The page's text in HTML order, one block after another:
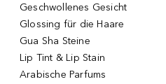
Geschwollenes Gesicht
Glossing für die Haare
Gua Sha Steine
Lip Tint & Lip Stain
Arabische Parfums